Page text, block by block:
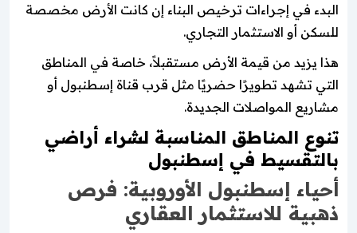
البدء في إجراءات ترخيص البناء إن كانت الأرض مخصصة
للسكن أو الاستثمار التجاري.
هذا يزيد من قيمة الأرض مستقبلاً، خاصة في المناطق
التي تشهد تطويرًا حضريًا مثل قرب قناة إسطنبول أو
مشاريع المواصلات الجديدة.
تنوع المناطق المناسبة لشراء أراضي
بالتقسيط في إسطنبول
أحياء إسطنبول الأوروبية: فرص
ذهبية للاستثمار العقاري